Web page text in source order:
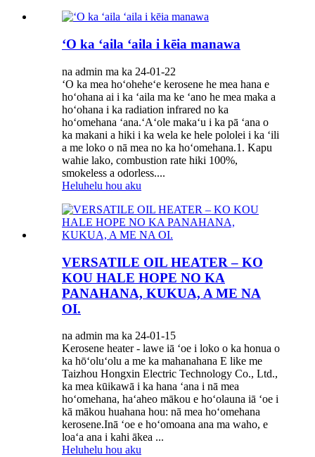
ʻO ka ʻaila ʻaila i kēia manawa
na admin ma ka 24-01-22
ʻO ka mea hoʻoheheʻe kerosene he mea hana e
hoʻohana ai i ka ʻaila ma ke ʻano he mea maka a
hoʻohana i ka radiation infrared no ka
hoʻomehana ʻana.ʻAʻole makaʻu i ka pā ʻana o
ka makani a hiki i ka wela ke hele pololei i ka ʻili
a me loko o nā mea no ka hoʻomehana.1. Kapu
wahie lako, combustion rate hiki 100%,
smokeless a odorless....
Heluhelu hou aku
VERSATILE OIL HEATER – KO
KOU HALE HOPE NO KA
PANAHANA, KUKUA, A ME NA
OI.
na admin ma ka 24-01-15
Kerosene heater - lawe iā ʻoe i loko o ka honua o
ka hōʻoluʻolu a me ka mahanahana E like me
Taizhou Hongxin Electric Technology Co., Ltd.,
ka mea kūikawā i ka hana ʻana i nā mea
hoʻomehana, haʻaheo mākou e hoʻolauna iā ʻoe i
kā mākou huahana hou: nā mea hoʻomehana
kerosene.Inā ʻoe e hoʻomoana ana ma waho, e
loaʻa ana i kahi ākea ...
Heluhelu hou aku